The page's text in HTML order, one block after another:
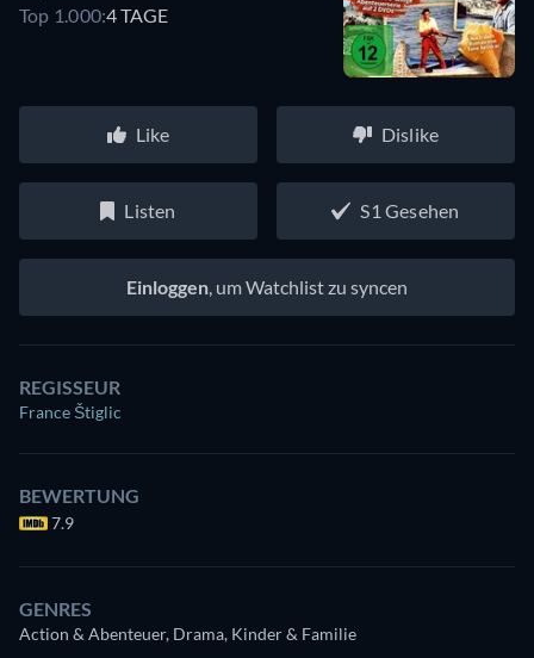
Top 1.000:4 TAGE
Like Dislike
Listen S1 Gesehen
Einloggen , um Watchlist zu syncen
REGISSEUR
France Štiglic
BEWERTUNG
7.9
GENRES
Action & Abenteuer, Drama, Kinder & Familie